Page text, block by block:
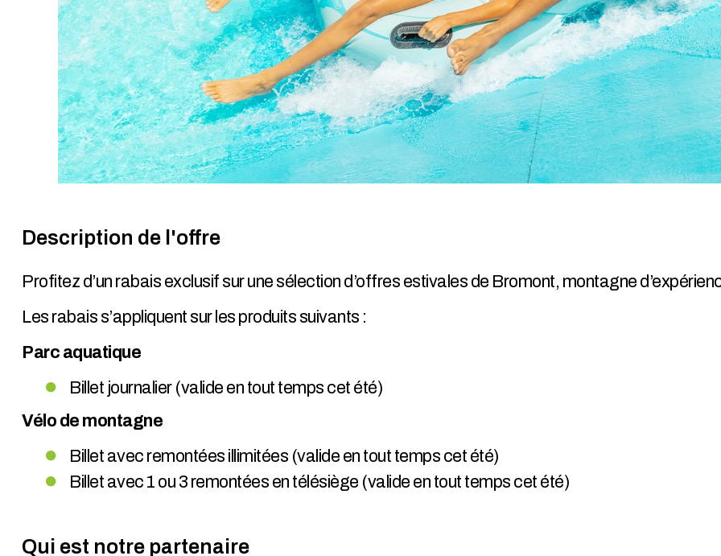
Description de l'offre
Profitez d’un rabais exclusif sur une sélection d’offres estivales de Bromont, montagne
Les rabais s’appliquent sur les produits suivants :
Parc aquatique
Billet journalier (valide en tout temps cet été)
Vélo de montagne
Billet avec remontées illimitées (valide en tout temps cet été)
Billet avec 1 ou 3 remontées en télésiège (valide en tout temps cet été)
Qui est notre partenaire